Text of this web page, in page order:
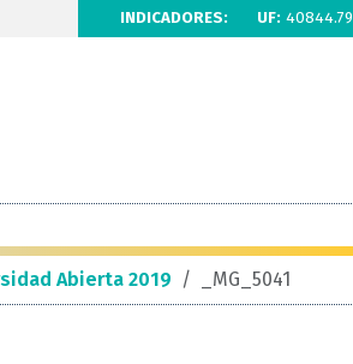
INDICADORES: UF: 40844.79
Abierta 2019 / _MG_5041